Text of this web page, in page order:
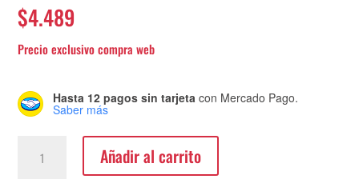
$4.489
Hasta 12 pagos sin tarjeta con Mercado Pago.
Saber más
Añadir al carrito